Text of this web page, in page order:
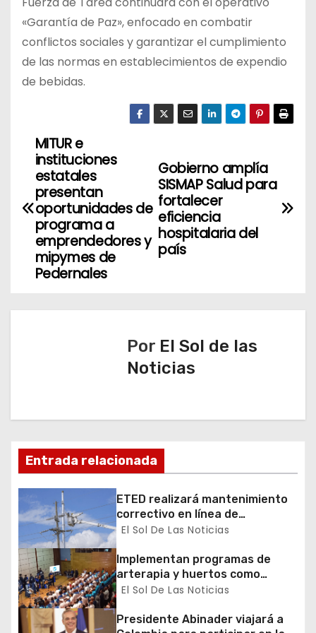
«Garantía de Paz», enfocado en combatir
conflictos sociales y garantizar el cumplimiento
de las normas en establecimientos de expendio
de bebidas.
N
v
n
d
e
e
n
t
r
a
Gobierno amplía
SISMAP Salud para
fortalecer
eficiencia
hospitalaria del
país
MITUR e
instituciones
estatales
presentan
oportunidades de
programa a
emprendedores y
mipymes de
Pedernales
Por El Sol de las
Noticias
Entrada relacionada
ETED realizará mantenimiento
correctivo en línea de
transmisión de la región Sur
El Sol De Las Noticias
Implementan programas de
arterapia y huertos como
herramientas para la
social
El Sol De Las Noticias
Presidente Abinader viajará a